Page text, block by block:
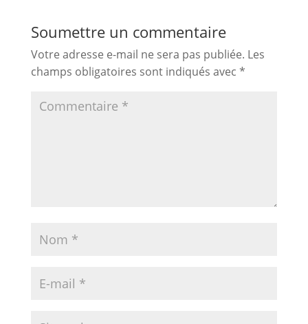
Soumettre un commentaire
Votre adresse e-mail ne sera pas publiée. Les
champs obligatoires sont indiqués avec *